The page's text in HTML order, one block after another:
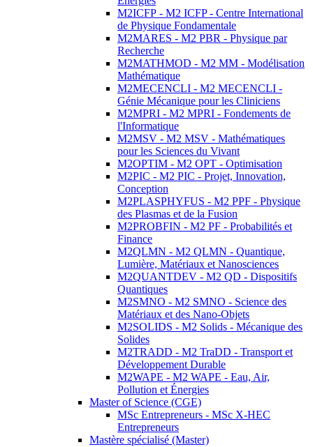
M2ICFP - M2 ICFP - Centre International
de Physique Fondamentale
M2MARES - M2 PBR - Physique par
Recherche
M2MATHMOD - M2 MM - Modélisation
Mathématique
M2MECENCLI - M2 MECENCLI -
Génie Mécanique pour les Cliniciens
M2MPRI - M2 MPRI - Fondements de
l'Informatique
M2MSV - M2 MSV - Mathématiques
pour les Sciences du Vivant
M2OPTIM - M2 OPT - Optimisation
M2PIC - M2 PIC - Projet, Innovation,
Conception
M2PLASPHYFUS - M2 PPF - Physique
des Plasmas et de la Fusion
M2PROBFIN - M2 PF - Probabilités et
Finance
M2QLMN - M2 QLMN - Quantique,
Lumière, Matériaux et Nanosciences
M2QUANTDEV - M2 QD - Dispositifs
Quantiques
M2SMNO - M2 SMNO - Science des
Matériaux et des Nano-Objets
M2SOLIDS - M2 Solids - Mécanique des
Solides
M2TRADD - M2 TraDD - Transport et
Développement Durable
M2WAPE - M2 WAPE - Eau, Air,
Pollution et Énergies
Master of Science (CGE)
MSc Entrepreneurs - MSc X-HEC
Entrepreneurs
Mastère spécialisé (Master)